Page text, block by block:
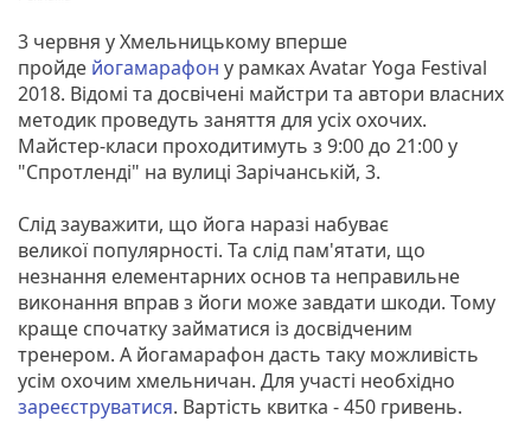
3 червня у Хмельницькому вперше
пройде йогамарафон у рамках Avatar Yoga Festival
2018. Відомі та досвічені майстри та автори власних
методик проведуть заняття для усіх охочих.
Майстер-класи проходитимуть з 9:00 до 21:00 у
"Спротленді" на вулиці Зарічанській, 3.
Слід зауважити, що йога наразі набуває
великої популярності. Та слід пам'ятати, що
незнання елементарних основ та неправильне
виконання вправ з йоги може завдати шкоди. Тому
краще спочатку займатися із досвідченим
тренером. А йогамарафон дасть таку можливість
усім охочим хмельничан. Для участі необхідно
зареєструватися. Вартість квитка - 450 гривень.